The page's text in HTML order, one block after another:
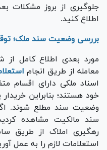
جلوگیری از بروز
اطلاع کنید.
بررسی وضعیت سند ملک؛
مورد بعدی اطلاع کامل
معامله از طریق انجام
اسناد ملکی دارای اقسام
خود هستند؛ بنابراین
وضعیت سند مطلع شوند.
سند مالکیت مشاهده
رهگیری املاک از طریق
استعلامات لازم را به عمل